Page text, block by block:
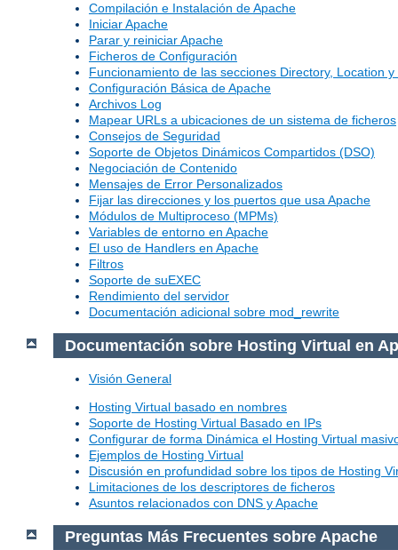
Compilación e Instalación de Apache
Iniciar Apache
Parar y reiniciar Apache
Ficheros de Configuración
Funcionamiento de las secciones Directory, Location y
Configuración Básica de Apache
Archivos Log
Mapear URLs a ubicaciones de un sistema de ficheros
Consejos de Seguridad
Soporte de Objetos Dinámicos Compartidos (DSO)
Negociación de Contenido
Mensajes de Error Personalizados
Fijar las direcciones y los puertos que usa Apache
Módulos de Multiproceso (MPMs)
Variables de entorno en Apache
El uso de Handlers en Apache
Filtros
Soporte de suEXEC
Rendimiento del servidor
Documentación adicional sobre mod_rewrite
Documentación sobre Hosting Virtual en
Visión General
Hosting Virtual basado en nombres
Soporte de Hosting Virtual Basado en IPs
Configurar de forma Dinámica el Hosting Virtual
Ejemplos de Hosting Virtual
Discusión en profundidad sobre los tipos de Hosting
Limitaciones de los descriptores de ficheros
Asuntos relacionados con DNS y Apache
Preguntas Más Frecuentes sobre Apache